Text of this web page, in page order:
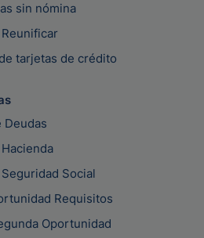
sin nómina
tarjetas de crédito
Deudas
Social
Requisitos
Oportunidad